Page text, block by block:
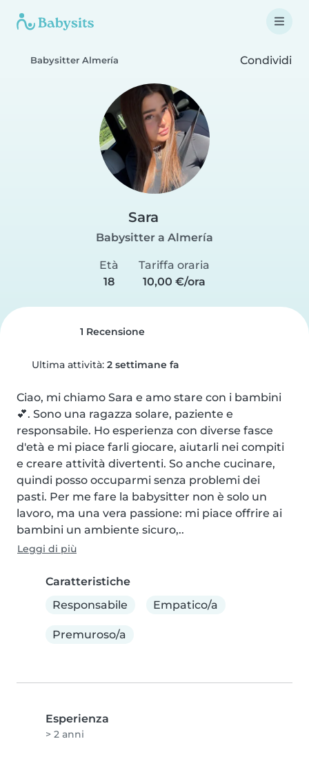
Babysitter Almería Condividi
Sara
Babysitter a Almería
Età
18
Tariffa oraria
10,00 €/ora
1 Recensione
Ultima attività: 2 settimane fa
Ciao, mi chiamo Sara e amo stare con i bambini
💕. Sono una ragazza solare, paziente e
responsabile. Ho esperienza con diverse fasce
d'età e mi piace farli giocare, aiutarli nei compiti
e creare attività divertenti. So anche cucinare,
quindi posso occuparmi senza problemi dei
pasti. Per me fare la babysitter non è solo un
lavoro, ma una vera passione: mi piace offrire ai
bambini un ambiente sicuro,..
Leggi di più
Caratteristiche
Responsabile
Empatico/a
Premuroso/a
Esperienza
> 2 anni